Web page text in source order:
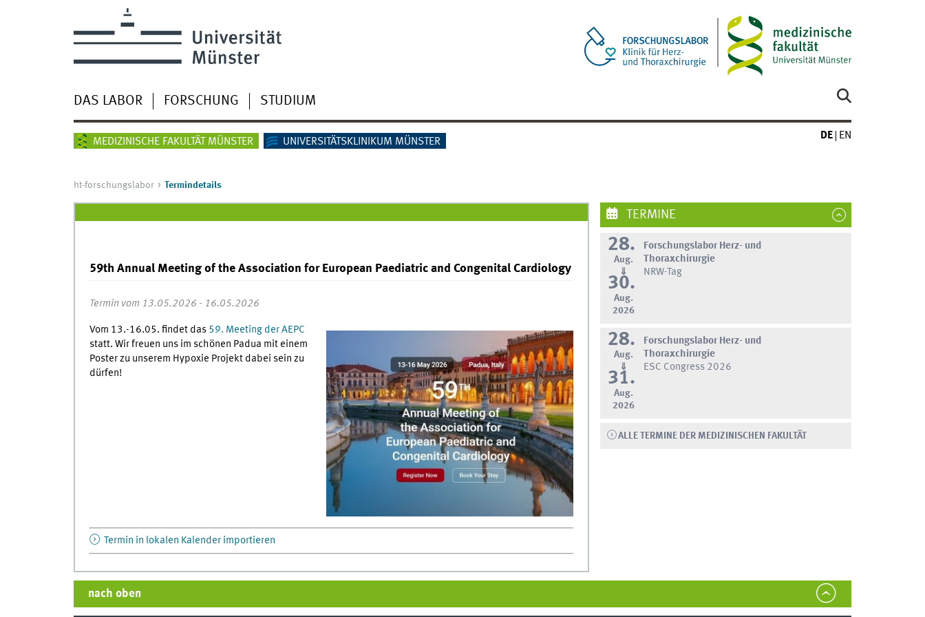
DAS LABOR FORSCHUNG STUDIUM
MEDIZINISCHE FAKULTÄT MÜNSTER UNIVERSITÄTSKLINIKUM MÜNSTER
DE EN
ht-forschungslabor Termindetails
59th Annual Meeting of the Association for European Paediatric and Congenital Cardiology
Termin vom 13.05.2026 - 16.05.2026
Vom 13.-16.05. findet das 59. Meeting der AEPC
statt. Wir freuen uns im schönen Padua mit einem
Poster zu unserem Hypoxie Projekt dabei sein zu
dürfen!
Termin in lokalen Kalender importieren
TERMINE
28.
Aug.
⇓
30.
Aug.
2026
Forschungslabor Herz- und
Thoraxchirurgie
NRW-Tag
28.
Aug.
⇓
31.
Aug.
2026
Forschungslabor Herz- und
Thoraxchirurgie
ESC Congress 2026
ALLE TERMINE DER MEDIZINISCHEN FAKULTÄT
nach oben